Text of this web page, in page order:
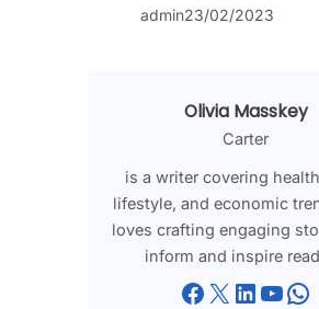
admin23/02/2023
Olivia Masskey
Carter
is a writer covering
lifestyle, and economic
loves crafting engaging
inform and inspire
Facebook X LinkedIn YouTube WhatsApp